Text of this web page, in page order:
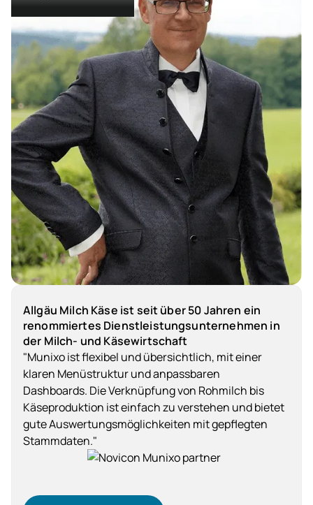
Allgäu Milch Käse ist seit über 50 Jahren ein
renommiertes Dienstleistungsunternehmen in
der Milch- und Käsewirtschaft
"Munixo ist flexibel und übersichtlich, mit einer
klaren Menüstruktur und anpassbaren
Dashboards. Die Verknüpfung von Rohmilch bis
Käseproduktion ist einfach zu verstehen und bietet
gute Auswertungsmöglichkeiten mit gepflegten
Stammdaten."